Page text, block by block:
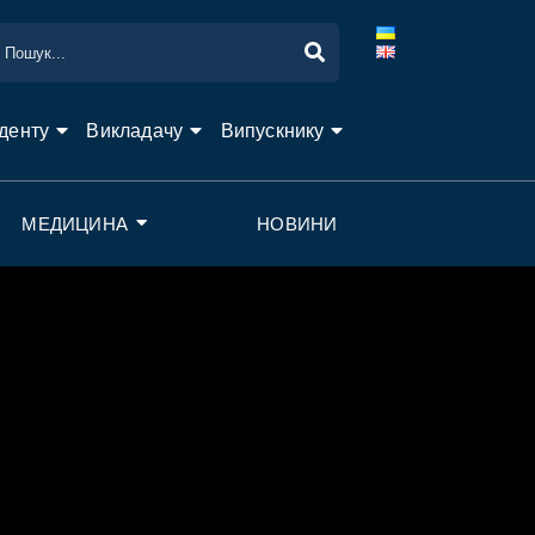
Викладачу Випускнику
МЕДИЦИНА НОВИНИ